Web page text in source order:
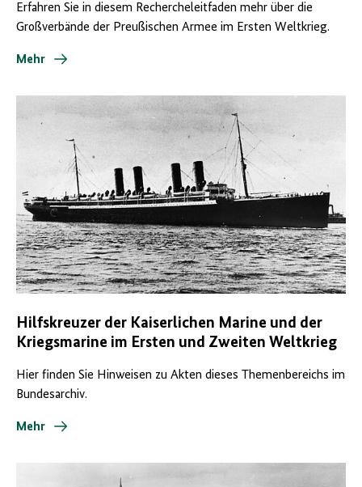
Erfahren Sie in diesem Rechercheleitfaden mehr über die
Großverbände der Preußischen Armee im Ersten Weltkrieg.
Mehr
Hilfskreuzer der Kaiserlichen Marine und der
Kriegsmarine im Ersten und Zweiten Weltkrieg
Hier finden Sie Hinweisen zu Akten dieses Themenbereichs im
Bundesarchiv.
Mehr